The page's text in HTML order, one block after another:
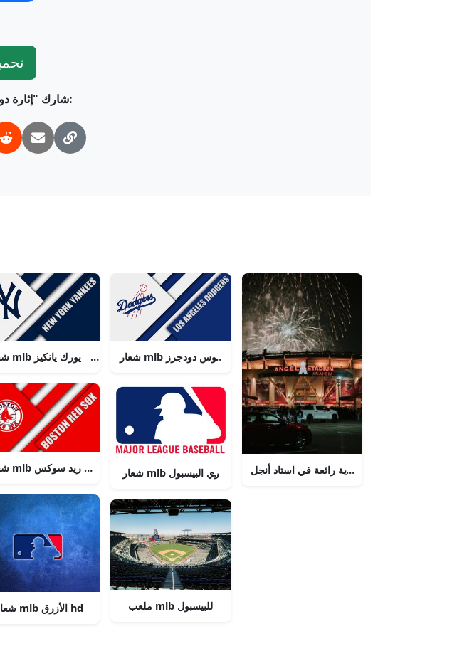
شارك "إثارة دوري البيسبول" مع الأصدقاء:
شعار mlb نيو يورك يانكيز
شعار mlb بوسطن ريد سوكس
شعار mlb الأزرق hd
شعار mlb لوس أنجلوس دودجرز
شعار mlb دوري البيسبول
ملعب mlb للبيسبول
ألعاب نارية رائعة في استاد أنجل